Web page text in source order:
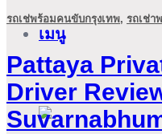
เมนู
รถเช่พร้อมคนขับกรุงเทพ, รถเช่า
Pattaya
Driver